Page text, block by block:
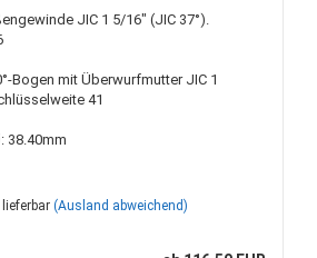
JIC 1 5/16" (JIC 37°).
Bogen mit Überwurfmutter JIC 1
41
38.40mm
(Ausland abweichend)